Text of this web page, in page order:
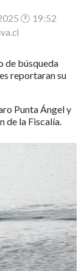
🕐 19:52
de búsqueda
reportaran su
Punta Ángel y
de la Fiscalía.